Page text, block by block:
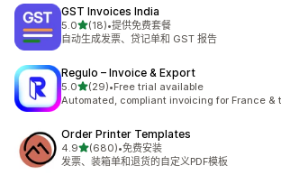
GST Invoices India
5.0星（满分 5 星）
(18)
总共 18 条评论
•提供免费套餐
自动生成发票、贷记单和 GST 报告
Regulo – Invoice & Export
5.0星（满分 5 星）
(29)
总共 29 条评论
•Free trial available
Automated, compliant invoicing for France &
Order Printer Templates
4.9星（满分 5 星）
(680)
总共 680 条评论
•免费安装
发票、装箱单和退货的自定义PDF模板